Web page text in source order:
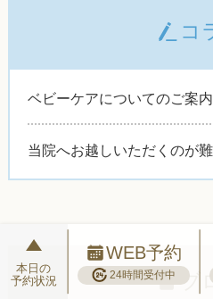
コ
ベビーケアについてのご案内
当院へお越しいただくのが
ブ
本日の
予約状況
WEB予約
24時間受付中